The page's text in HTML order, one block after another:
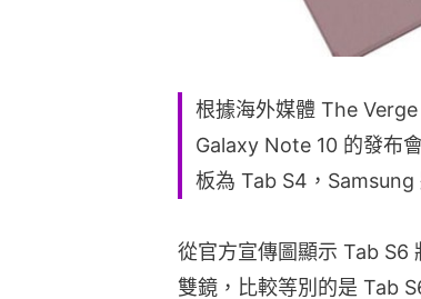
根據海外媒體 The
Galaxy Note 10 的發布
板為 Tab S4，Samsung
從官方宣傳圖顯示 Tab S6
雙鏡，比較等別的是 Tab